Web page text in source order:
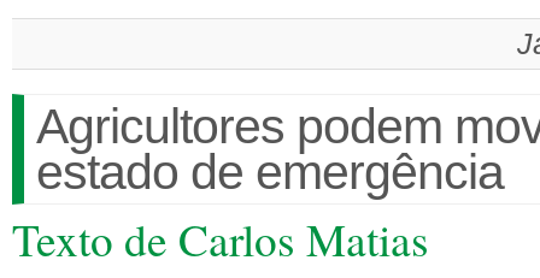
Agricultores podem
estado de emergência
Texto de Carlos Matias